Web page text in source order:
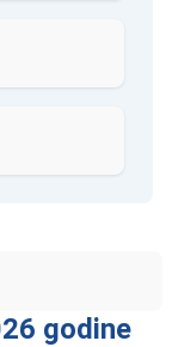
godine